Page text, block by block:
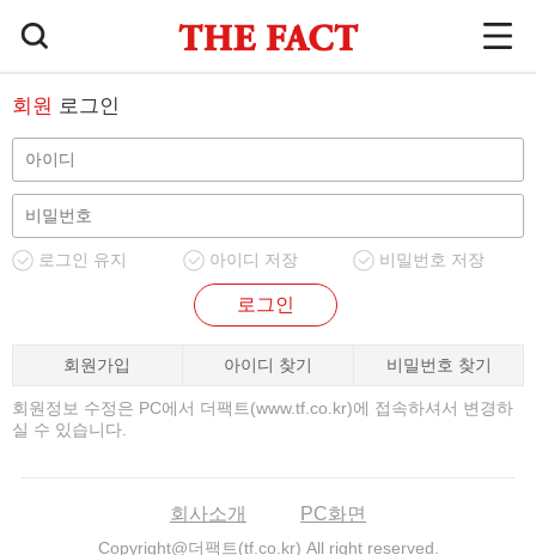
회원 로그인
로그인 유지 아이디 저장 비밀번호 저장
로그인
회원가입 아이디 찾기 비밀번호 찾기
회원정보 수정은 PC에서 더팩트(www.tf.co.kr)에 접속하셔서 변경하
실 수 있습니다.
회사소개 PC화면
Copyright@더팩트(tf.co.kr) All right reserved.